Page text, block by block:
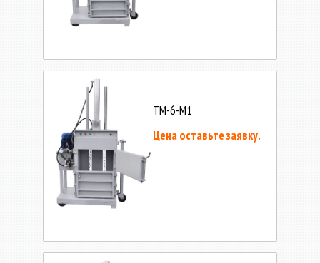
ТМ-6-М1
Цена оставьте заявку.